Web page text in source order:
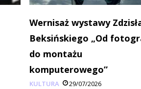
Wernisaż wystawy
Beksińskiego „Od
do montażu
komputerowego”
KULTURA 29/07/2026